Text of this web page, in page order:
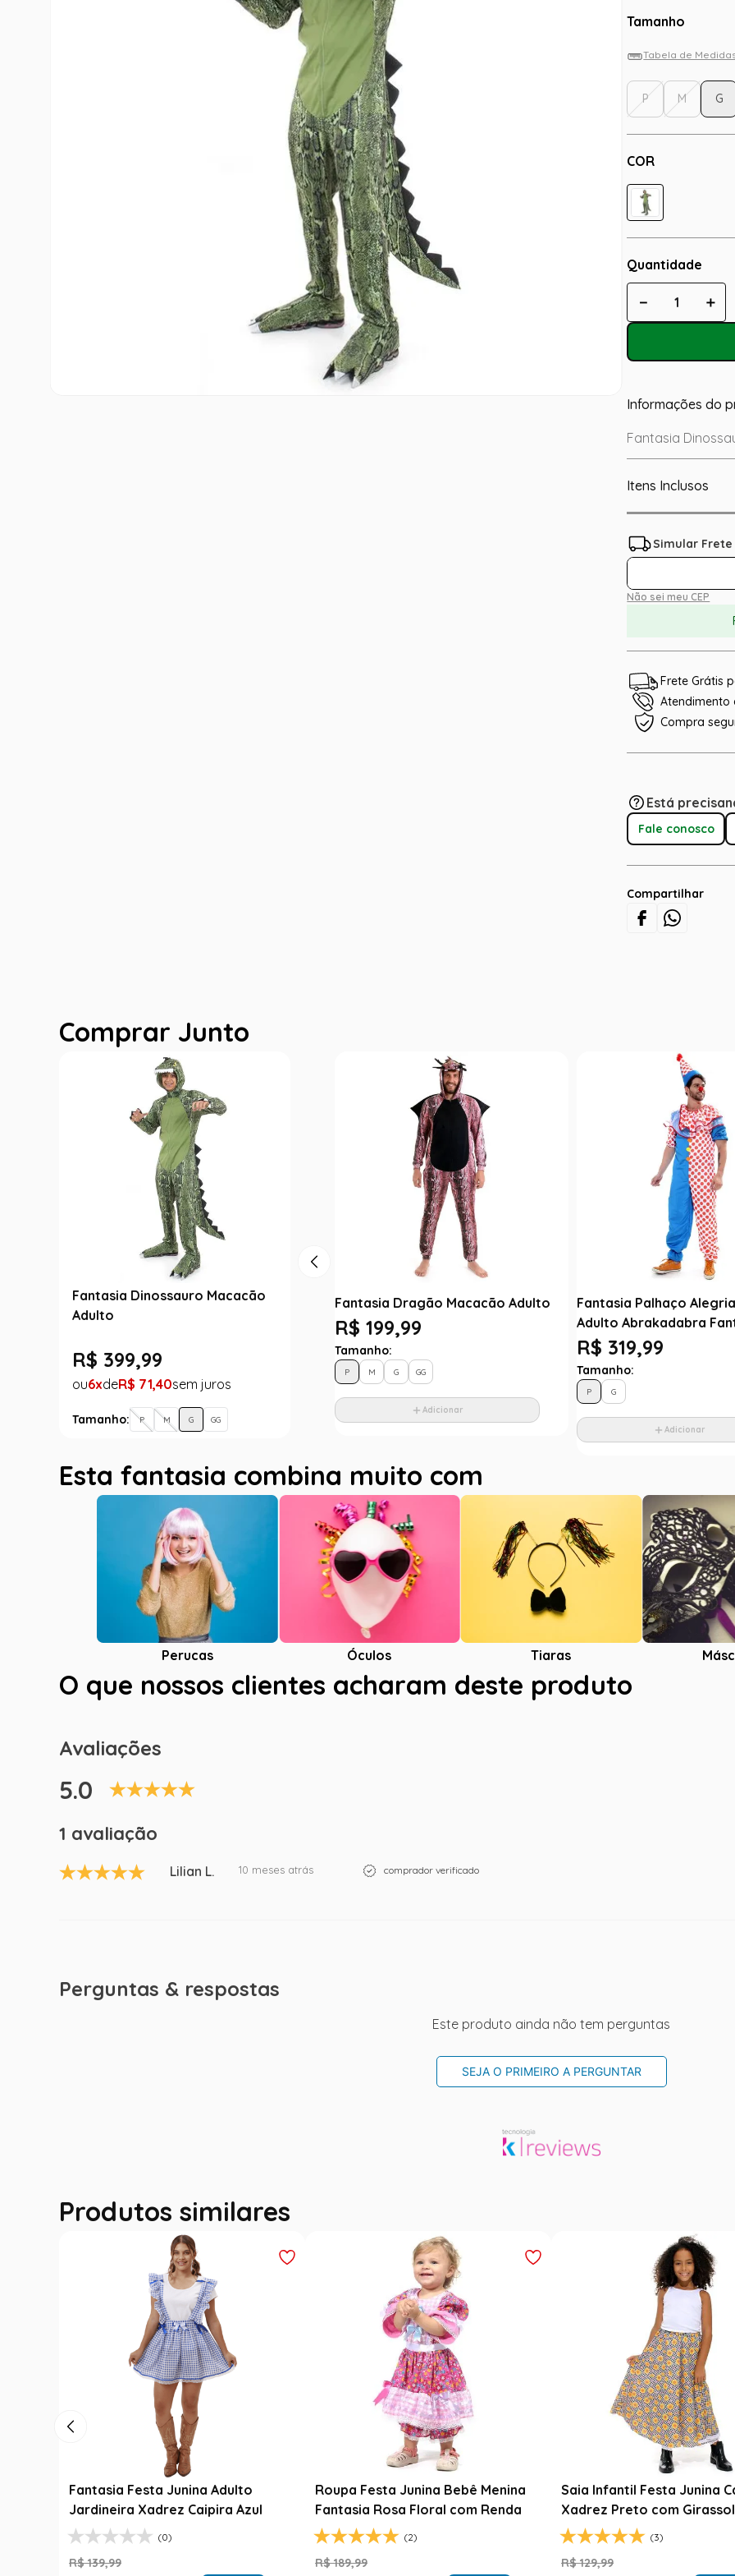
Tamanho
Tabela de
COR
P M G
Quantidade
＋
－
Informações do
Fantasia
Itens Inclusos
Não sei meu CEP
Frete Grátis
Atendimento
Compra
Está
Fale conosco
Compartilhar
Comprar Junto
Fantasia Dinossauro Macacão
Adulto
R$ 399,99
6 R$ 71,40
Tamanho: P M G GG
Fantasia Dragão Macacão Adulto
R$ 199,99
Tamanho:
P M G GG
Adicionar
Fantasia Palhaço
Adulto Abrakadabra
R$ 319,99
Tamanho:
P G
Adicionar
Esta fantasia combina muito com
Perucas Óculos Tiaras
O que nossos clientes acharam deste produto
Avaliações
5.0
1 avaliação
Lilian L. 10 meses atrás comprador verificado
Perguntas & respostas
Este produto ainda não tem perguntas
SEJA O PRIMEIRO A PERGUNTAR
Produtos similares
Fantasia Festa Junina Adulto
Jardineira Xadrez Caipira Azul
(0)
R$ 139,99
Roupa Festa Junina Bebê Menina
Fantasia Rosa Floral com Renda
(2)
R$ 189,99
Saia Infantil Festa Junina
Xadrez Preto com Girassol
(3)
R$ 129,99
10º rumi